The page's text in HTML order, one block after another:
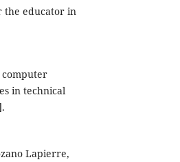
the educator in
computer
in technical
Lapierre,